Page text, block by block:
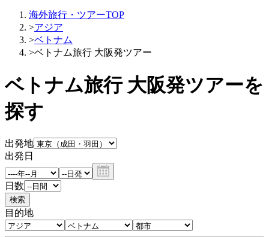
海外旅行・ツアーTOP
>アジア
>ベトナム
>ベトナム旅行 大阪発ツアー
ベトナム旅行 大阪発ツアーを
探す
出発地
出発日
日数
検索
目的地